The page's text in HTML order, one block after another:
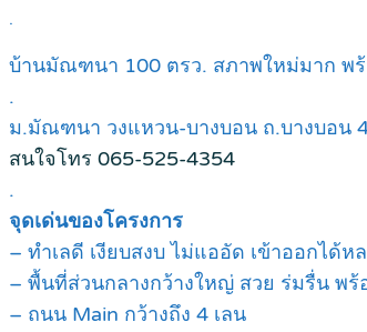
.
บ้านมัณฑนา 100 ตรว. สภาพใหม่มาก พ
.
ม.มัณฑนา วงแหวน-บางบอน ถ.บางบอน
สนใจโทร 065-525-4354
.
จุดเด่นของโครงการ
– ทำเลดี เงียบสงบ ไม่แออัด เข้าออกได้ห
– พื้นที่ส่วนกลางกว้างใหญ่ สวย ร่มรื่น พร้
– ถนน Main กว้างถึง 4 เลน